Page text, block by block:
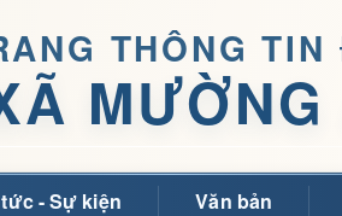
THÔNG
MƯỜNG
- Sự kiện Văn bản